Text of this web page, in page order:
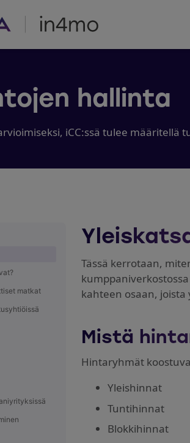
hallinta
iCC:ssä tulee
matkat
Tässä kerrotaan,
kahteen osaan,
Mistä
Hintaryhmät
Yleishinnat
Tuntihinnat
Blokkihinnat